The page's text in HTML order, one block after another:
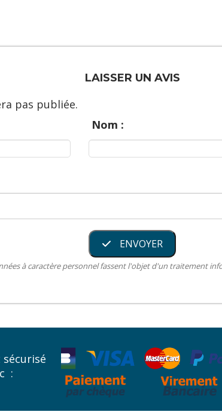
LAISSER UN AVIS
pas publiée.
Nom :
ENVOYER
à caractère personnel fassent l'objet d'un traitement
sécurisé
: